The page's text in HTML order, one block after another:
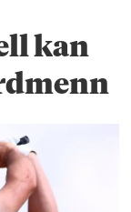
kan